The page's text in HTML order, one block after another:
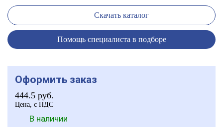
Скачать каталог
Помощь специалиста в подборе
Оформить заказ
444.5 руб.
Цена, с НДС
В наличии